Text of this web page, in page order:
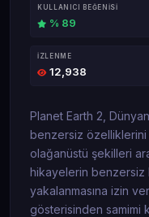
KULLANICI BEĞENISI
% 89
İZLENME
12,938
Planet Earth 2,
benzersiz özelliklerini
olağanüstü şekilleri
hikayelerin benzersiz
yakalanmasına izin
gösterisinden samimi